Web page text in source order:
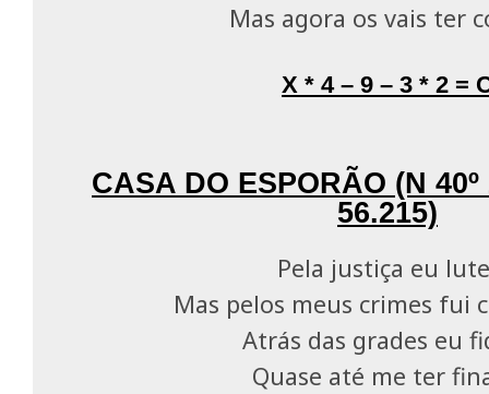
Mas agora os vais ter
X * 4 – 9 – 3 * 2 =
CASA DO ESPORÃO (N 40º
56.215)
Pela justiça eu
Mas pelos meus crimes fui
Atrás das grades eu
Quase até me ter